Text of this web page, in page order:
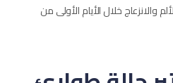
والانزعاج خلال الأيام الأولى من